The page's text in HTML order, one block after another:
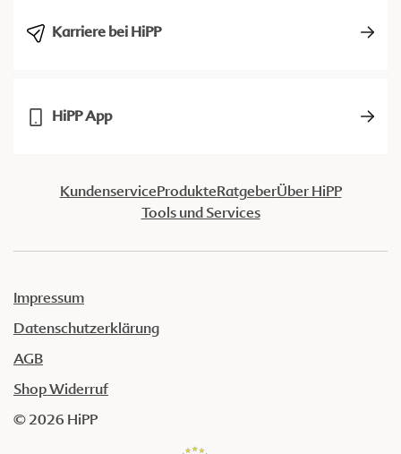
Karriere bei HiPP
HiPP App
KundenserviceProdukteRatgeberÜber HiPP
Tools und Services
Impressum
Datenschutzerklärung
AGB
Shop Widerruf
© 2026 HiPP